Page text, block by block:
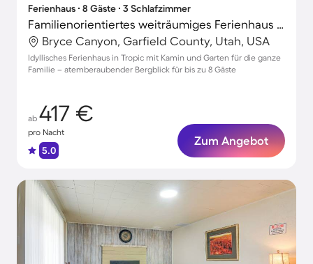
Ferienhaus ∙ 8 Gäste ∙ 3 Schlafzimmer
Familienorientiertes weiträumiges Ferienhaus mit Garten, Terrasse und Grill | Bergblick
Bryce Canyon, Garfield County, Utah, USA
Idyllisches Ferienhaus in Tropic mit Kamin und Garten für die ganze
Familie – atemberaubender Bergblick für bis zu 8 Gäste
ab 417 €
pro Nacht
5.0
Zum Angebot